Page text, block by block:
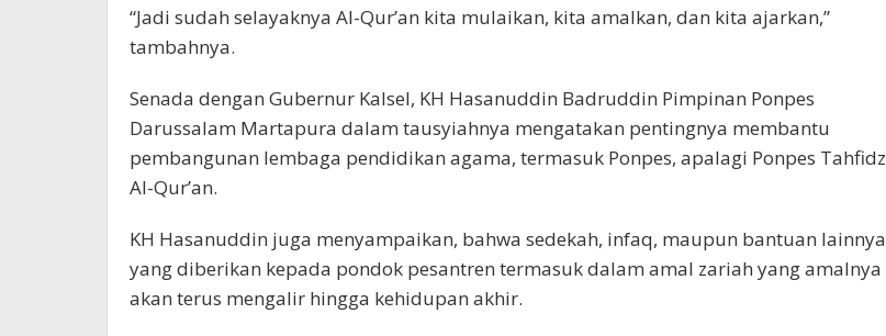
“Jadi sudah selayaknya Al-Qur’an kita mulaikan, kita amalkan, dan kita ajarkan,”
tambahnya.
Senada dengan Gubernur Kalsel, KH Hasanuddin Badruddin Pimpinan Ponpes
Darussalam Martapura dalam tausyiahnya mengatakan pentingnya membantu
pembangunan lembaga pendidikan agama, termasuk Ponpes, apalagi Ponpes Tahfidz
Al-Qur’an.
KH Hasanuddin juga menyampaikan, bahwa sedekah, infaq, maupun bantuan lainnya
yang diberikan kepada pondok pesantren termasuk dalam amal zariah yang amalnya
akan terus mengalir hingga kehidupan akhir.